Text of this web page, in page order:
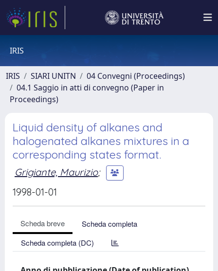
IRIS
IRIS SIARI UNITN
04 Convegni (Proceedings)
04.1 Saggio in atti di convegno (Paper in
Proceedings)
Liquid density of alkanes and
halogenated alkanes mixtures in a
corresponding states format.
Grigiante, Maurizio;
1998-01-01
Scheda breve
Scheda completa
Scheda completa (DC)